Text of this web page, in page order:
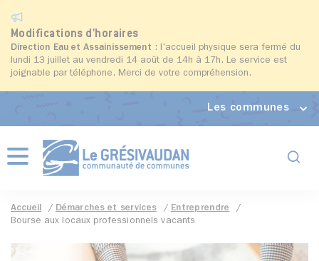
Modifications d'horaires
Direction Eau et Assainissement : l'accueil physique sera fermé du
lundi 13 juillet au vendredi 14 août de 14h à 17h. Le service est
joignable par téléphone. Merci de votre compréhension.
Les communes
Menu
Accueil Démarches et services
Entreprendre
Bourse aux locaux professionnels vacants